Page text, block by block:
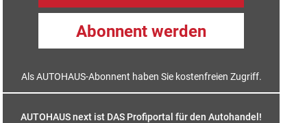
Abonnent werden
Als AUTOHAUS-Abonnent haben Sie kostenfreien Zugriff.
AUTOHAUS next ist DAS Profiportal für den Autohandel!